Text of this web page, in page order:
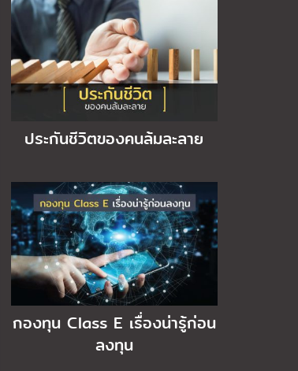
ประกันชีวิตของคนล้มละลาย
กองทุน Class E เรื่องน่ารู้ก่อน
ลงทุน